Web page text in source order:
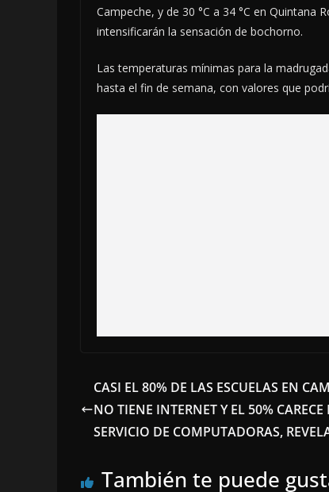
Campeche, y de 30 °C a 34 °C en Quintana
intensificarán la sensación de bochorno.
Las temperaturas mínimas para la
hasta el fin de semana, con valores que
CASI EL 80% DE LAS ESCUELAS EN
NO TIENE INTERNET Y EL 50% CARECE
SERVICIO DE COMPUTADORAS,
También te puede